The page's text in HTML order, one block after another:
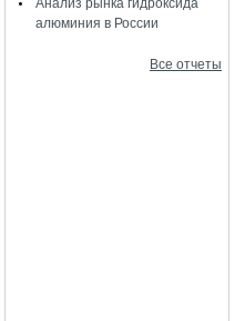
Анализ рынка гидроксида
алюминия в России
Все отчеты